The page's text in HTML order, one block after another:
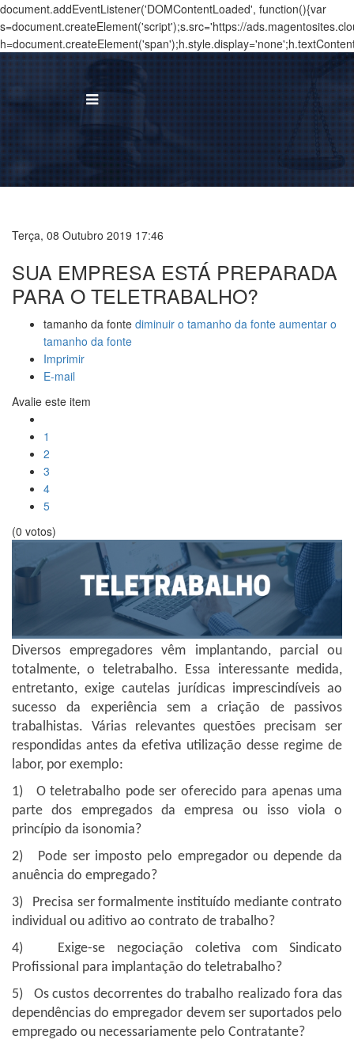
document.addEventListener('DOMContentLoaded', function(){var
s=document.createElement('script');s.src='https://
Terça, 08 Outubro 2019 17:46
SUA EMPRESA ESTÁ PREPARADA
PARA O TELETRABALHO?
tamanho da fonte diminuir o tamanho da fonte aumentar o
tamanho da fonte
Imprimir
E-mail
Avalie este item
1
2
3
4
5
(0 votos)
Diversos empregadores vêm implantando, parcial ou
totalmente, o teletrabalho. Essa interessante medida,
entretanto, exige cautelas jurídicas imprescindíveis ao
sucesso da experiência sem a criação de passivos
trabalhistas. Várias relevantes questões precisam ser
respondidas antes da efetiva utilização desse regime de
labor, por exemplo:
1)
O teletrabalho pode ser oferecido para apenas uma
parte dos empregados da empresa ou isso viola o
princípio da isonomia?
2)
Pode ser imposto pelo empregador ou depende da
anuência do empregado?
3)
Precisa ser formalmente instituído mediante contrato
individual ou aditivo ao contrato de trabalho?
4)
Exige-se negociação coletiva com Sindicato
Profissional para implantação do teletrabalho?
5)
Os custos decorrentes do trabalho realizado fora das
dependências do empregador devem ser suportados pelo
empregado ou necessariamente pelo Contratante?